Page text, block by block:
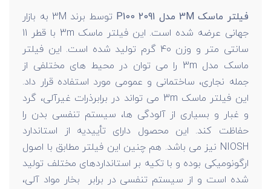
فیلتر ماسک 3M مدل P100 2091
توسط برند 3M به بازار
جهانی عرضه شده است. این فیلتر ماسک 3m
با قطر 11
سانتی متر و وزن 40 گرم تولید شده است. این فیلتر
ماسک مدل 3m را می توان در محیط های مختلفی از
جمله نجاری، ساختمانی و عمومی مورد استفاده قرار داد.
این فیلتر ماسک 3m می تواند در برابرذرات غیرآلی، گرد
و غبار و بسیاری از آلودگی ها، سیستم تنفسی بدن را
حفاظت کند. این محصول دارای تأییدیه از استاندارد
NIOSH نیز می باشد. هم چنین این فیلتر مطابق با اصول
ارگونومیکی بوده و با تکیه بر استانداردهای مختلف تولید
شده است و از سیستم تنفسی در برابر بخار مواد آلی،